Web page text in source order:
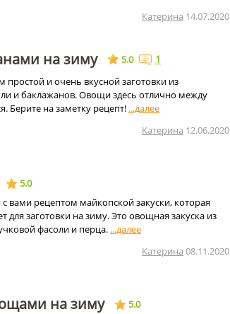
Катерина 14.07.2020
на зиму 5.0 1
простой и очень вкусной заготовки из
и баклажанов. Овощи здесь отлично между
Берите на заметку рецепт!
Катерина 12.06.2020
5.0
вами рецептом майкопской закуски, которая
для заготовки на зиму. Это овощная закуска из
фасоли и перца.
Катерина 08.11.2020
на зиму
5.0